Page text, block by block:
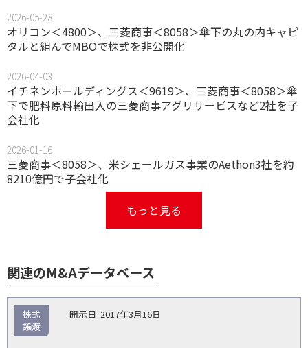
2026-05-28
オリコン＜4800＞、三菱商事＜8058＞傘下の丸の内キャピ
タルと組んでMBOで株式を非公開化
2026-04-03
イチネンホールディングス＜9619＞、三菱商事＜8058＞傘
下で肥料原料輸出入の三菱商事アグリサービスなど2社を子
会社化
2026-01-16
三菱商事＜8058＞、米シェールガス事業のAethon3社を約
8210億円で子会社化
もっと見る
関連のM&Aデータベース
2017年3月16日
株式
譲渡